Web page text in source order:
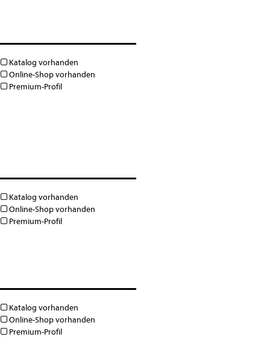
Katalog vorhanden
Online-Shop vorhanden
Premium-Profil
Katalog vorhanden
Online-Shop vorhanden
Premium-Profil
Katalog vorhanden
Online-Shop vorhanden
Premium-Profil